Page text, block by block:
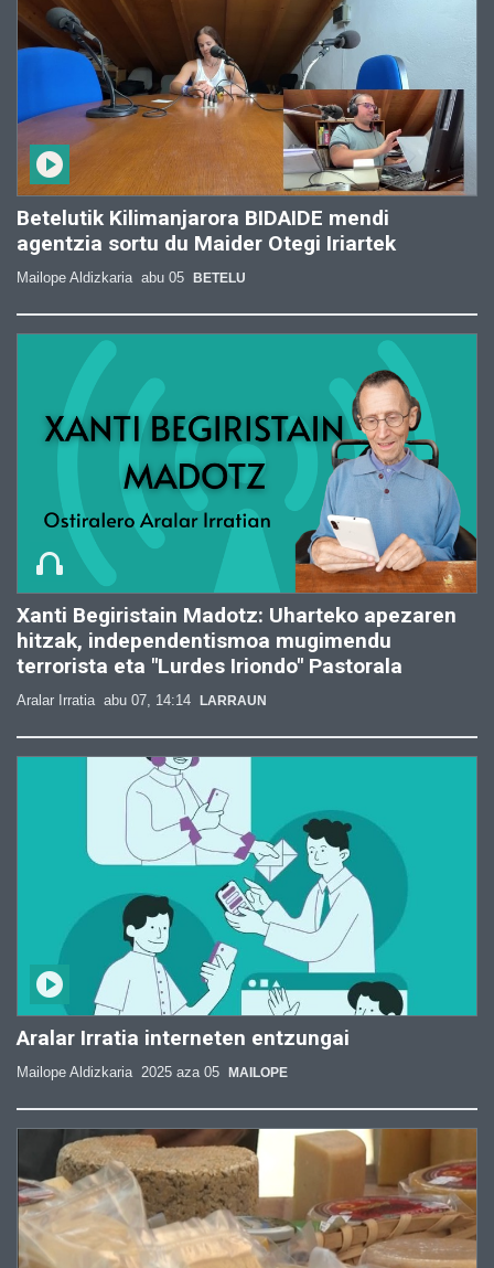
Betelutik Kilimanjarora BIDAIDE mendi
agentzia sortu du Maider Otegi Iriartek
Mailope Aldizkaria abu 05 BETELU
Xanti Begiristain Madotz: Uharteko apezaren
hitzak, independentismoa mugimendu
terrorista eta "Lurdes Iriondo" Pastorala
Aralar Irratia abu 07, 14:14 LARRAUN
Aralar Irratia interneten entzungai
Mailope Aldizkaria 2025 aza 05 MAILOPE